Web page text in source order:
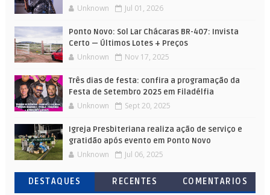
Unknown Jul 01, 2026
Ponto Novo: Sol Lar Chácaras BR-407: Invista
Certo — Últimos Lotes + Preços
Unknown Nov 17, 2025
Três dias de festa: confira a programação da
Festa de Setembro 2025 em Filadélfia
Unknown Sept 20, 2025
Igreja Presbiteriana realiza ação de serviço e
gratidão após evento em Ponto Novo
Unknown Jul 06, 2025
DESTAQUES RECENTES COMENTARIOS